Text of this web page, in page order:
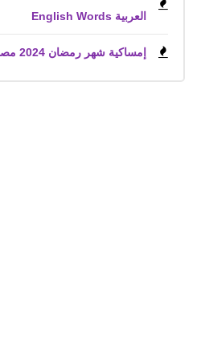
العربية English Words
إمساكية شهر رمضان 2024 مصر